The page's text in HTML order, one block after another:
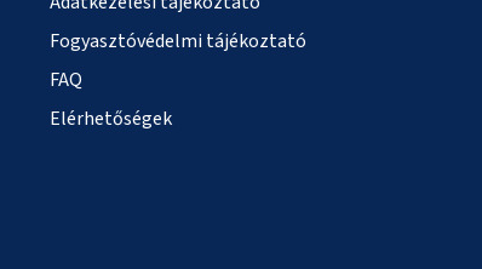
Fogyasztóvédelmi tájékoztató
FAQ
Elérhetőségek